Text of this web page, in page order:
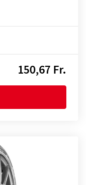
150,67 Fr.